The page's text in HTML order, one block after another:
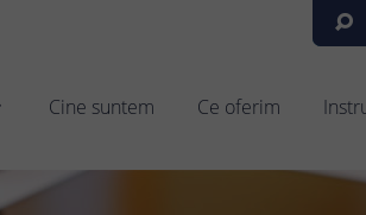
Cine suntem Ce oferim